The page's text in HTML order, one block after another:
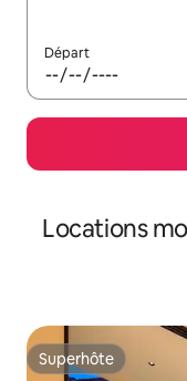
Départ
Locations
Superhôte
Superhôte